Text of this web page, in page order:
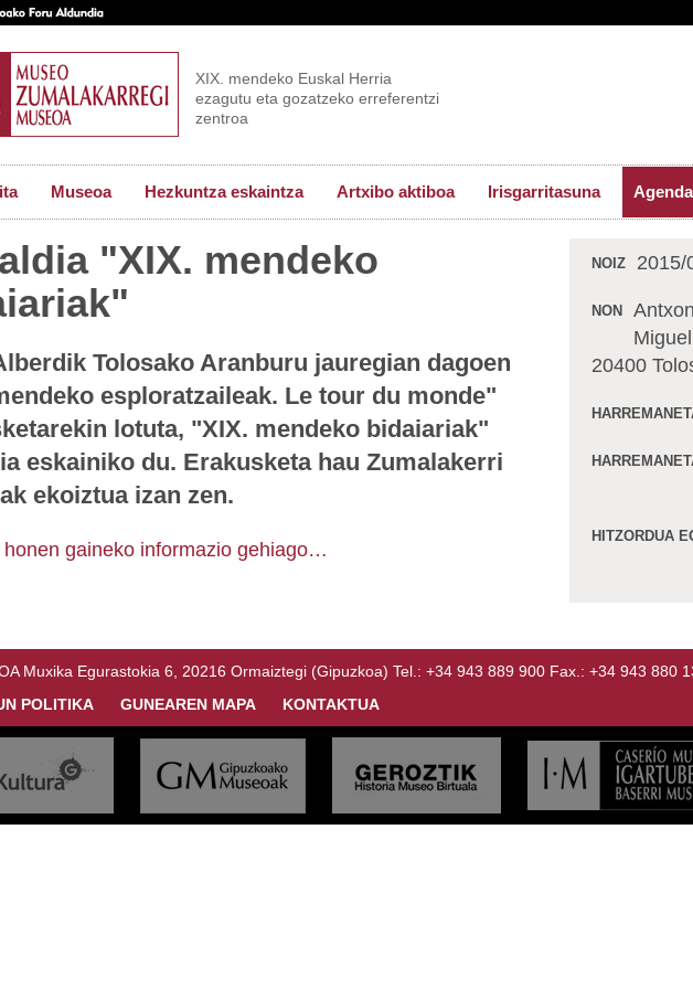
XIX. mendeko Euskal Herria
ezagutu eta gozatzeko erreferentzi
zentroa
Museoa Hezkuntza eskaintza Artxibo aktiboa Irisgarritasuna Agenda
"XIX. mendeko
Tolosako Aranburu jauregian dagoen
esploratzaileak. Le tour du monde"
lotuta, "XIX. mendeko bidaiariak"
eskainiko du. Erakusketa hau Zumalakerri
ekoiztua izan zen.
honen gaineko informazio gehiago…
NOIZ 2015/
NON
20400
HITZORDUA
Muxika Egurastokia 6, 20216 Ormaiztegi (Gipuzkoa) Tel.: +34 943 889 900 Fax.: +34 943 880
POLITIKA GUNEAREN MAPA KONTAKTUA